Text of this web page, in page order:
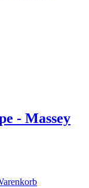
- Massey